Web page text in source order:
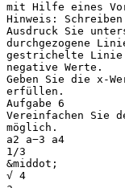
mit Hilfe eines
Hinweis:
Ausdruck Sie
durchgezogene
gestrichelte
negative Werte.
Geben Sie die x-
erfüllen.
Aufgabe 6
Vereinfachen Sie
möglich.
a2 a−3 a4
1/3
&middot;
√ 4